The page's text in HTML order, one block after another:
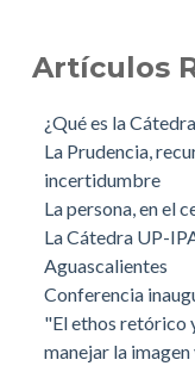
Artículos
¿Qué es la
La Prudencia,
incertidumbre
La persona, en el
La Cátedra UP-
Aguascalientes
Conferencia
"El ethos retórico
manejar la imagen